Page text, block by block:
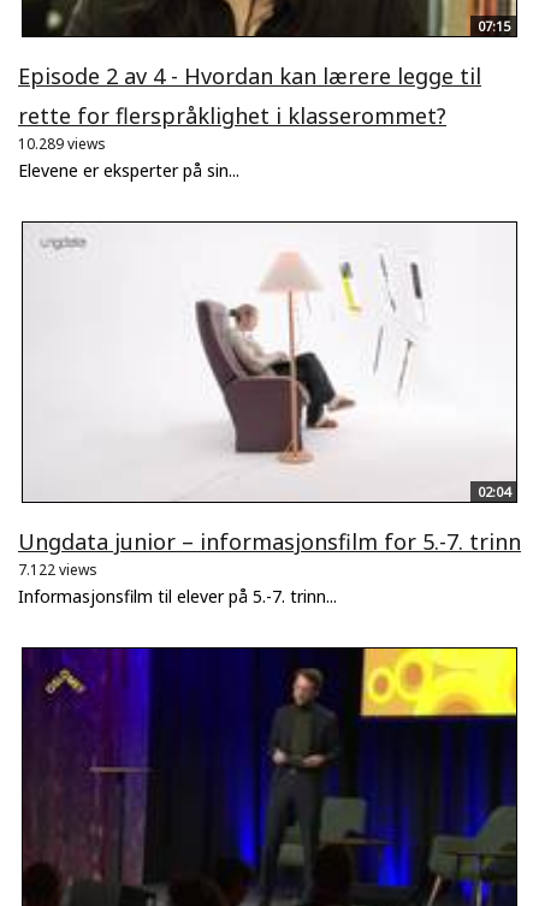
07:15
Episode 2 av 4 - Hvordan kan lærere legge til
rette for flerspråklighet i klasserommet?
10.289 views
Elevene er eksperter på sin...
02:04
Ungdata junior – informasjonsfilm for 5.-7. trinn
7.122 views
Informasjonsfilm til elever på 5.-7. trinn...